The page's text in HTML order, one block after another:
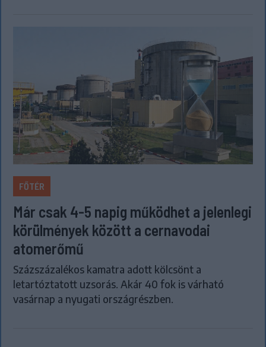
FŐTÉR
Már csak 4-5 napig működhet a jelenlegi
körülmények között a cernavodai
atomerőmű
Százszázalékos kamatra adott kölcsönt a
letartóztatott uzsorás. Akár 40 fok is várható
vasárnap a nyugati országrészben.